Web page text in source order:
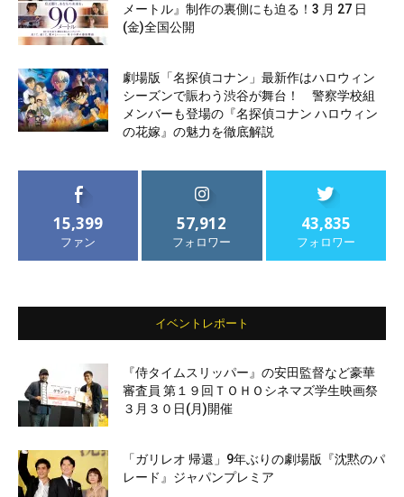
メートル』制作の裏側にも迫る！3 月 27 日
(金)全国公開
劇場版「名探偵コナン」最新作はハロウィン
シーズンで賑わう渋谷が舞台！ 警察学校組
メンバーも登場の『名探偵コナン ハロウィン
の花嫁』の魅力を徹底解説
15,399
ファン
57,912
フォロワー
43,835
フォロワー
イベントレポート
『侍タイムスリッパー』の安田監督など豪華
審査員 第１９回ＴＯＨＯシネマズ学生映画祭
３月３０日(月)開催
「ガリレオ 帰還」9年ぶりの劇場版『沈黙のパ
レード』ジャパンプレミア